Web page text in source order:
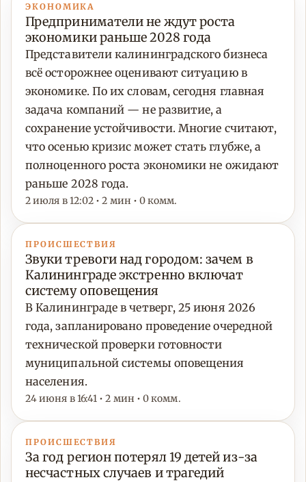
ЭКОНОМИКА
Предприниматели не ждут роста
экономики раньше 2028 года
Представители калининградского бизнеса
всё осторожнее оценивают ситуацию в
экономике. По их словам, сегодня главная
задача компаний — не развитие, а
сохранение устойчивости. Многие считают,
что осенью кризис может стать глубже, а
полноценного роста экономики не ожидают
раньше 2028 года.
2 июля в 12:02 • 2 мин • 0 комм.
ПРОИСШЕСТВИЯ
Звуки тревоги над городом: зачем в
Калининграде экстренно включат
систему оповещения
В Калининграде в четверг, 25 июня 2026
года, запланировано проведение очередной
технической проверки готовности
муниципальной системы оповещения
населения.
24 июня в 16:41 • 2 мин • 0 комм.
ПРОИСШЕСТВИЯ
За год регион потерял 19 детей из-за
несчастных случаев и трагедий